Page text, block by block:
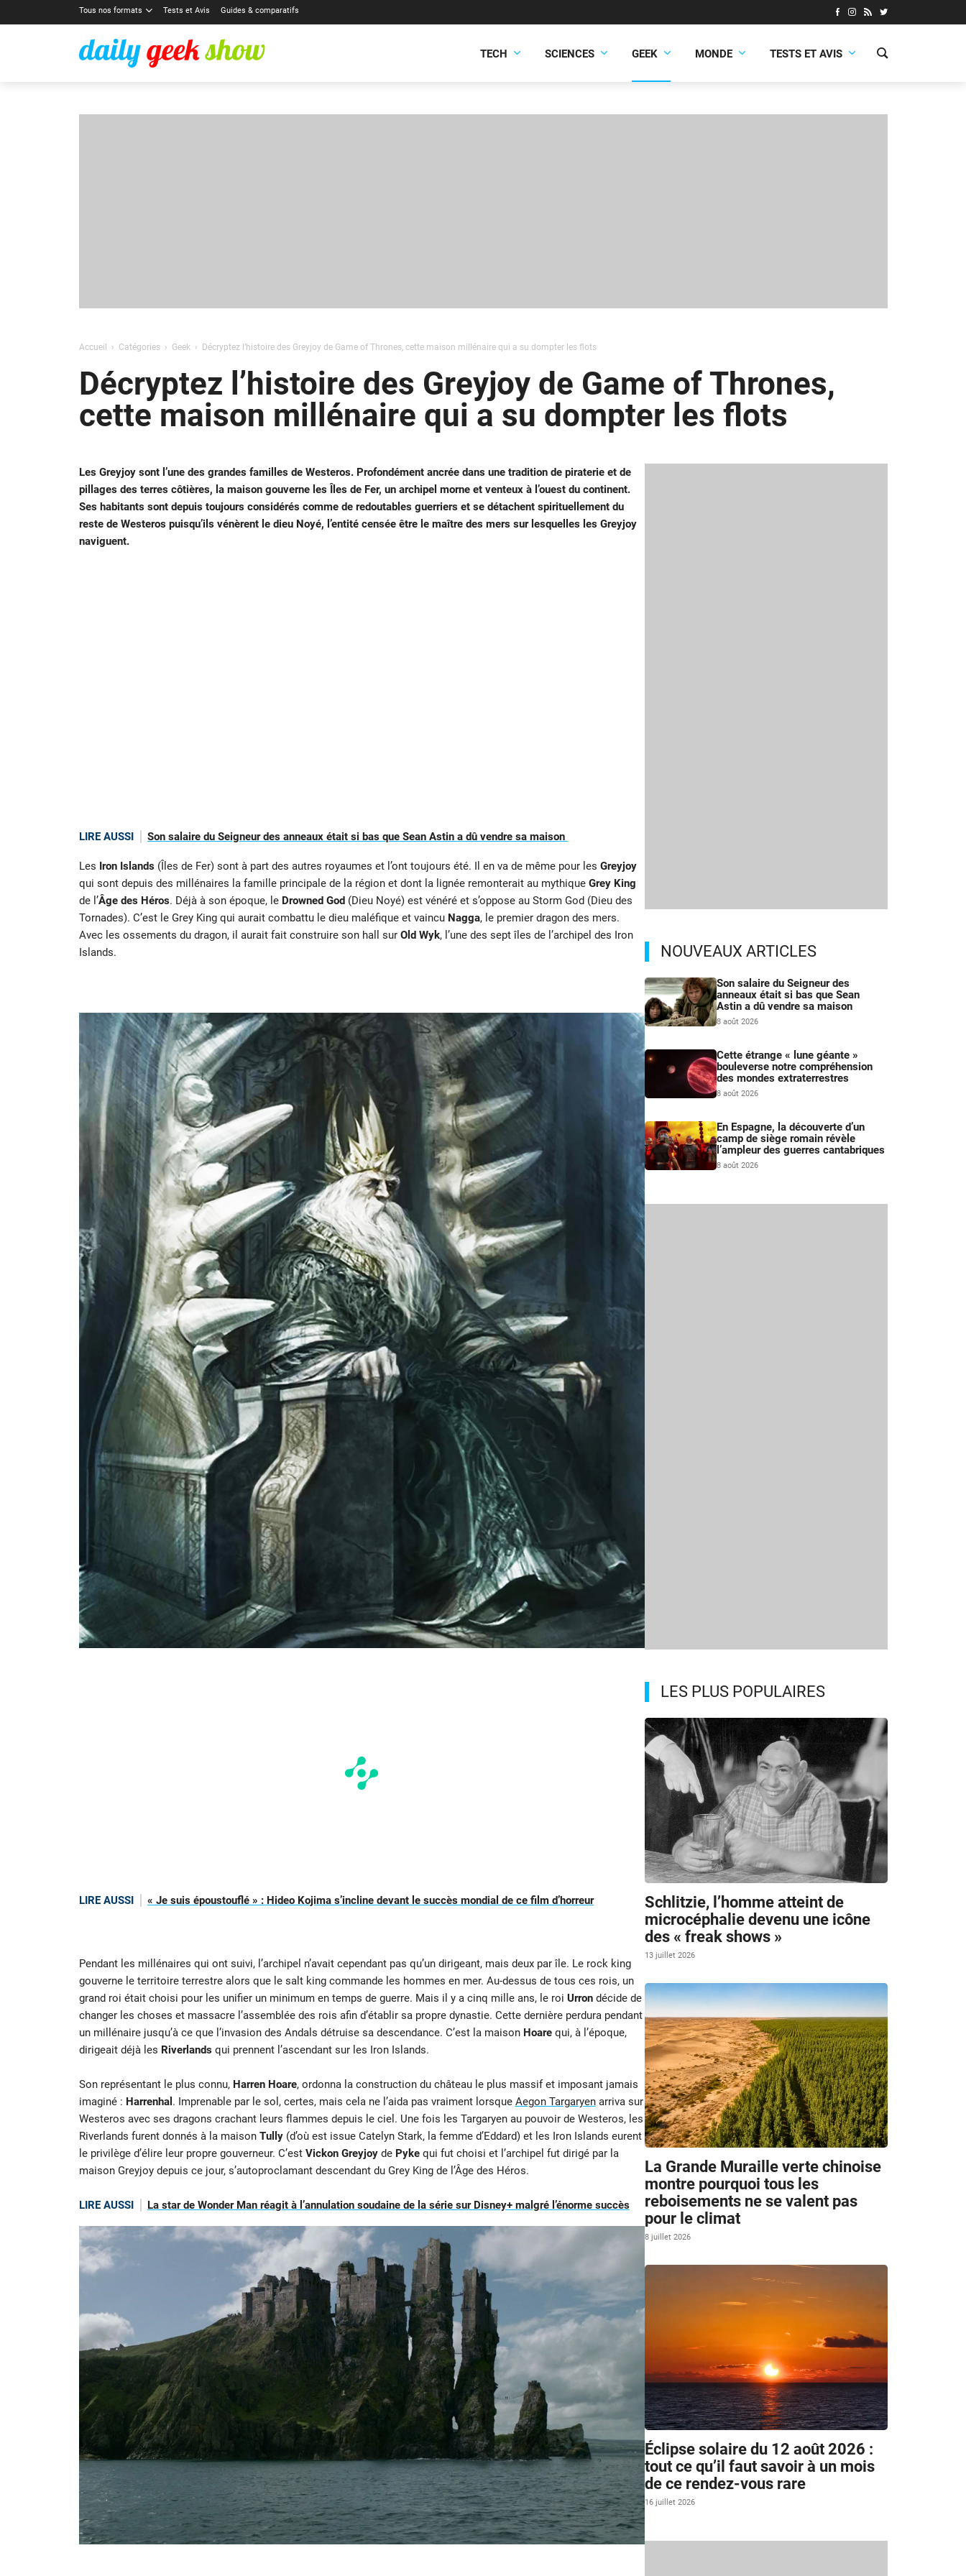
Tous nos formats Tests et Avis Guides & comparatifs
TECH SCIENCES GEEK MONDE TESTS ET AVIS
Accueil Catégories Geek Décryptez l’histoire des Greyjoy de Game of Thrones, cette maison millénaire qui a su dompter les flots
Décryptez l’histoire des Greyjoy de Game of Thrones,
cette maison millénaire qui a su dompter les flots
Les Greyjoy sont l’une des grandes familles de Westeros. Profondément ancrée dans une tradition de piraterie et de
pillages des terres côtières, la maison gouverne les Îles de Fer, un archipel morne et venteux à l’ouest du continent.
Ses habitants sont depuis toujours considérés comme de redoutables guerriers et se détachent spirituellement du
reste de Westeros puisqu’ils vénèrent le dieu Noyé, l’entité censée être le maître des mers sur lesquelles les Greyjoy
naviguent.
LIRE AUSSI Son salaire du Seigneur des anneaux était si bas que Sean Astin a dû vendre sa maison
Les Iron Islands(Îles de Fer) sont à part des autres royaumes et l’ont toujours été. Il en va de même pour les Greyjoy
qui sont depuis des millénaires la famille principale de la région et dont la lignée remonterait au mythique Grey King
de l’Âge des Héros. Déjà à son époque, le Drowned God(Dieu Noyé) est vénéré et s’oppose au Storm God (Dieu des
Tornades). C’est le Grey King qui aurait combattu le dieu maléfique et vaincu Nagga, le premier dragon des mers.
Avec les ossements du dragon, il aurait fait construire son hall sur Old Wyk, l’une des sept îles de l’archipel des Iron
Islands.
LIRE AUSSI « Je suis époustouflé » : Hideo Kojima s’incline devant le succès mondial de ce film d’horreur
Pendant les millénaires qui ont suivi, l’archipel n’avait cependant pas qu’un dirigeant, mais deux par île. Le rock king
gouverne le territoire terrestre alors que le salt king commande les hommes en mer. Au-dessus de tous ces rois, un
grand roi était choisi pour les unifier un minimum en temps de guerre. Mais il y a cinq mille ans, le roi Urrondécide de
changer les choses et massacre l’assemblée des rois afin d’établir sa propre dynastie. Cette dernière perdura pendant
un millénaire jusqu’à ce que l’invasion des Andals détruise sa descendance. C’est la maison Hoarequi, à l’époque,
dirigeait déjà les Riverlandsqui prennent l’ascendant sur les Iron Islands.
Son représentant le plus connu, Harren Hoare, ordonna la construction du château le plus massif et imposant jamais
imaginé : Harrenhal . Imprenable par le sol, certes, mais cela ne l’aida pas vraiment lorsque Aegon Targaryenarriva sur
Westeros avec ses dragons crachant leurs flammes depuis le ciel. Une fois les Targaryen au pouvoir de Westeros, les
Riverlands furent donnés à la maison Tully(d’où est issue Catelyn Stark, la femme d’Eddard) et les Iron Islands eurent
le privilège d’élire leur propre gouverneur. C’est Vickon Greyjoyde Pykequi fut choisi et l’archipel fut dirigé par la
maison Greyjoy depuis ce jour, s’autoproclamant descendant du Grey King de l’Âge des Héros.
LIRE AUSSI La star de Wonder Man réagit à l’annulation soudaine de la série sur Disney+ malgré l’énorme succès
NOUVEAUX ARTICLES
Son salaire du Seigneur des
anneaux était si bas que Sean
Astin a dû vendre sa maison
8 août 2026
Cette étrange « lune géante »
bouleverse notre compréhension
des mondes extraterrestres
8 août 2026
En Espagne, la découverte d’un
camp de siège romain révèle
l’ampleur des guerres cantabriques
8 août 2026
LES PLUS POPULAIRES
Schlitzie, l’homme atteint de
microcéphalie devenu une icône
des « freak shows »
13 juillet 2026
La Grande Muraille verte chinoise
montre pourquoi tous les
reboisements ne se valent pas
pour le climat
8 juillet 2026
Éclipse solaire du 12 août 2026 :
tout ce qu’il faut savoir à un mois
de ce rendez-vous rare
16 juillet 2026